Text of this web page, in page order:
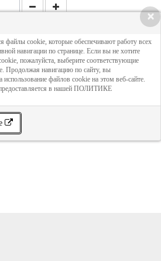
В КОРЗИНУ
×
файлы cookie, которые обеспечивают работу всех
навигации по странице. Если вы не хотите
пожалуйста, выберите соответствующие
Продолжая навигацию по сайту, вы
использование файлов cookie на этом веб-сайте.
в нашей ПОЛИТИКЕ